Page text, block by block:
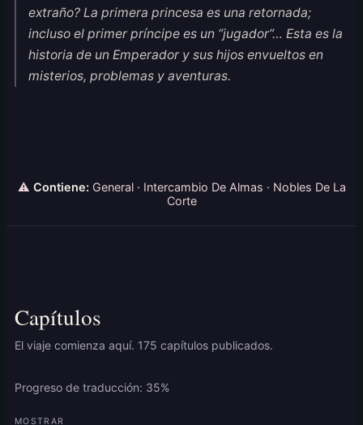
extraño? La primera princesa es una retornada;
incluso el primer príncipe es un “jugador”… Esta es la
historia de un Emperador y sus hijos envueltos en
misterios, problemas y aventuras.
⚠ Contiene: General · Intercambio De Almas · Nobles De La
Corte
Capítulos
El viaje comienza aquí. 175 capítulos publicados.
Progreso de traducción: 35%
MOSTRAR